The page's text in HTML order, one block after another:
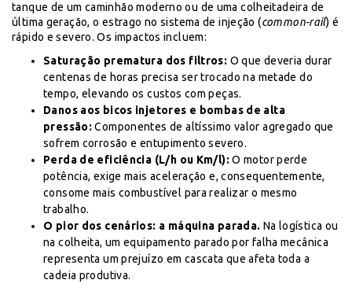
tanque de um caminhão moderno ou de uma colheitadeira de
última geração, o estrago no sistema de injeção (common-rail) é
rápido e severo. Os impactos incluem:
Saturação prematura dos filtros: O que deveria durar
centenas de horas precisa ser trocado na metade do
tempo, elevando os custos com peças.
Danos aos bicos injetores e bombas de alta
pressão: Componentes de altíssimo valor agregado que
sofrem corrosão e entupimento severo.
Perda de eficiência (L/h ou Km/l): O motor perde
potência, exige mais aceleração e, consequentemente,
consome mais combustível para realizar o mesmo
trabalho.
O pior dos cenários: a máquina parada. Na logística ou
na colheita, um equipamento parado por falha mecânica
representa um prejuízo em cascata que afeta toda a
cadeia produtiva.